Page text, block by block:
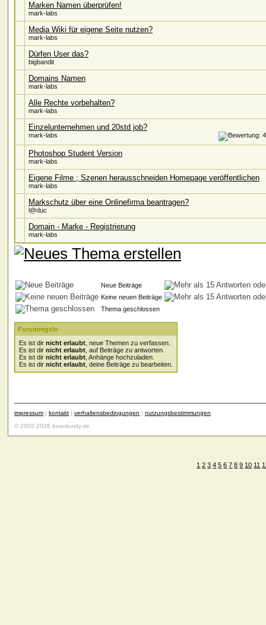
Marken Namen überprüfen!
mark-labs
Media Wiki für eigene Seite nutzen?
mark-labs
Dürfen User das?
bigbandit
Domains Namen
mark-labs
Alle Rechte vorbehalten?
mark-labs
Einzelunternehmen und 20std job?
mark-labs
Photoshop Student Version
mark-labs
Eigene Filme ; Szenen herausschneiden Homepage veröffentlichen
mark-labs
Markschutz über eine Onlinefirma beantragen?
l@duc
Domain - Marke - Registrierung
mark-labs
Neue Beiträge
Keine neuen Beiträge
Thema geschlossen
Forumregeln
Es ist dir nicht erlaubt , neue Themen zu verfassen.
Es ist dir nicht erlaubt , auf Beiträge zu antworten.
Es ist dir nicht erlaubt , Anhänge hochzuladen.
Es ist dir nicht erlaubt , deine Beiträge zu bearbeiten.
impressum | kontakt | verhaltensbedingungen | nutzungsbestimmungen
© 2002-2026 boardunity.de
1 2 3 4 5 6 7 8 9 10 11